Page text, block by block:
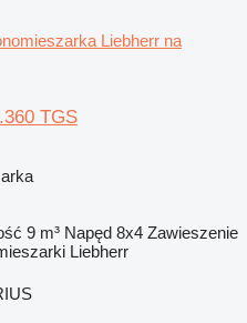
Liebherr na
TGS
9 m³ Napęd 8x4 Zawieszenie
Liebherr